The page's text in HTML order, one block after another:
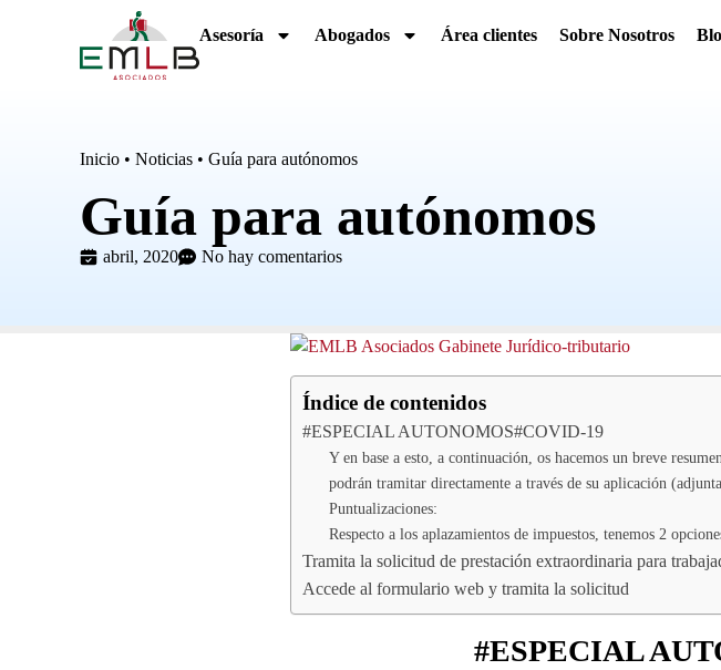
Asesoría Abogados Área clientes Sobre Nosotros
Inicio • Noticias • Guía para autónomos
Guía para autónomos
abril, 2020 No hay comentarios
Índice de contenidos
#ESPECIAL AUTONOMOS#COVID-19
Y en base a esto, a continuación, os hacemos un breve
podrán tramitar directamente a través de su aplicación
Puntualizaciones:
Respecto a los aplazamientos de impuestos, tenemos 2
Tramita la solicitud de prestación extraordinaria para
Accede al formulario web y tramita la solicitud
#ESPECIAL